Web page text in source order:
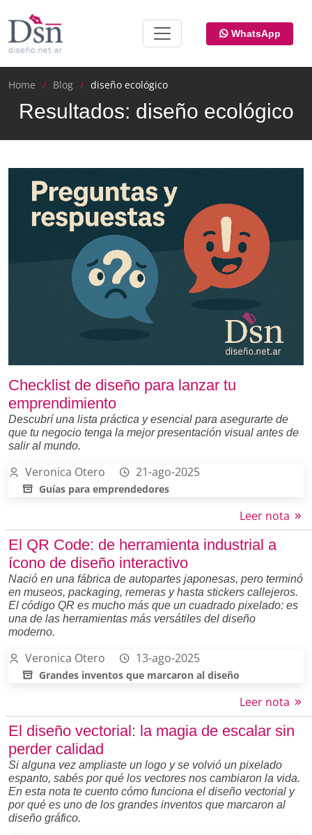
WhatsApp
Home Blog diseño ecológico
Resultados: diseño ecológico
Checklist de diseño para lanzar tu
emprendimiento
Descubrí una lista práctica y esencial para asegurarte de
que tu negocio tenga la mejor presentación visual antes de
salir al mundo.
Veronica Otero 21-ago-2025
Guías para emprendedores
Leer nota
El QR Code: de herramienta industrial a
ícono de diseño interactivo
Nació en una fábrica de autopartes japonesas, pero terminó
en museos, packaging, remeras y hasta stickers callejeros.
El código QR es mucho más que un cuadrado pixelado: es
una de las herramientas más versátiles del diseño
moderno.
Veronica Otero 13-ago-2025
Grandes inventos que marcaron al diseño
Leer nota
El diseño vectorial: la magia de escalar sin
perder calidad
Si alguna vez ampliaste un logo y se volvió un pixelado
espanto, sabés por qué los vectores nos cambiaron la vida.
En esta nota te cuento cómo funciona el diseño vectorial y
por qué es uno de los grandes inventos que marcaron al
diseño gráfico.